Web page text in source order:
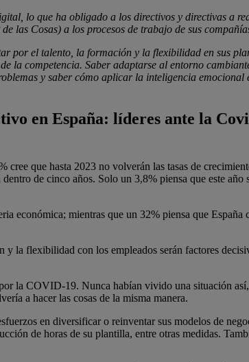
lo que ha obligado a los directivos y directivas a
las Cosas) a los procesos de trabajo de sus
por el talento, la formación y la flexibilidad en sus
la competencia. Saber adaptarse al entorno
y saber cómo aplicar la inteligencia emocional
en España: líderes ante la
que hasta 2023 no volverán las tasas de
de cinco años. Solo un 3,8% piensa que este año
económica; mientras que un 32% piensa que
flexibilidad con los empleados serán factores
la COVID-19. Nunca habían vivido una situación
a hacer las cosas de la misma manera.
en diversificar o reinventar sus modelos de
de horas de su plantilla, entre otras medidas.